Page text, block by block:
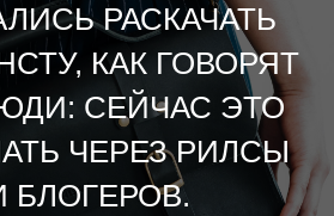
РАСКАЧАТЬ
КАК ГОВОРЯТ
СЕЙЧАС ЭТО
ЧЕРЕЗ РИЛСЫ
БЛОГЕРОВ.